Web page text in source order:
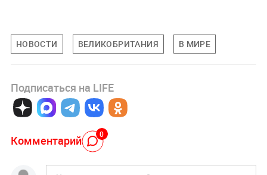
НОВОСТИ ВЕЛИКОБРИТАНИЯ В МИРЕ
Подписаться на LIFE
Комментарий 0